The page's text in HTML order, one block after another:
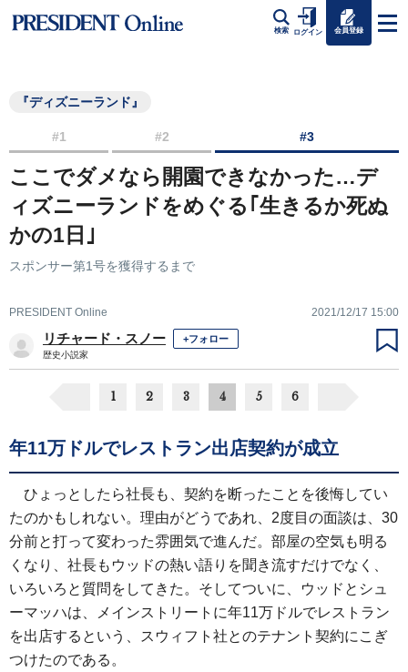
検索 ログイン 会員登録
『ディズニーランド』
#1 #2 #3
ここでダメなら開園できなかった…デ
ィズニーランドをめぐる｢生きるか死ぬ
かの1日｣
スポンサー第1号を獲得するまで
PRESIDENT Online 2021/12/17 15:00
リチャード・スノー +フォロー
歴史小説家
1 2 3 4 5 6
年11万ドルでレストラン出店契約が成立
ひょっとしたら社長も、契約を断ったことを後悔してい
たのかもしれない。理由がどうであれ、2度目の面談は、30
分前と打って変わった雰囲気で進んだ。部屋の空気も明る
くなり、社長もウッドの熱い語りを聞き流すだけでなく、
いろいろと質問をしてきた。そしてついに、ウッドとシュ
ーマッハは、メインストリートに年11万ドルでレストラン
を出店するという、スウィフト社とのテナント契約にこぎ
つけたのである。